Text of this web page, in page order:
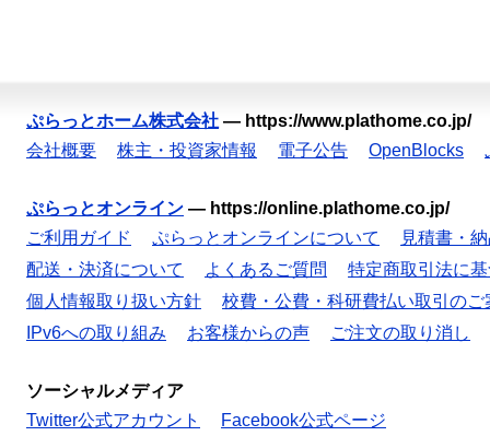
ぷらっとホーム株式会社 — https://www.plathome.co.jp/
会社概要
株主・投資家情報 電子公告 OpenBlocks
ぷらっとオンライン — https://online.plathome.co.jp/
ご利用ガイド
ぷらっとオンラインについて
見積書・
配送・決済について
よくあるご質問
特定商取引法に
個人情報取り扱い方針
校費・公費・科研費払い取引のご
IPv6への取り組み
お客様からの声 ご注文の取り消し
ソーシャルメディア
Twitter公式アカウント
Facebook公式ページ